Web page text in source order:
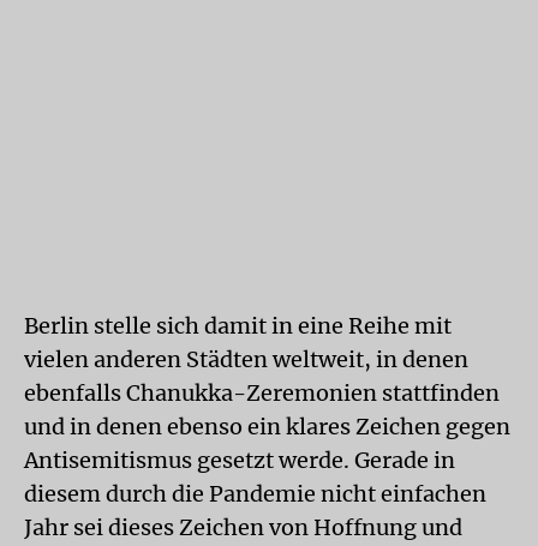
Berlin stelle sich damit in eine Reihe mit
vielen anderen Städten weltweit, in denen
ebenfalls Chanukka-Zeremonien stattfinden
und in denen ebenso ein klares Zeichen gegen
Antisemitismus gesetzt werde. Gerade in
diesem durch die Pandemie nicht einfachen
Jahr sei dieses Zeichen von Hoffnung und